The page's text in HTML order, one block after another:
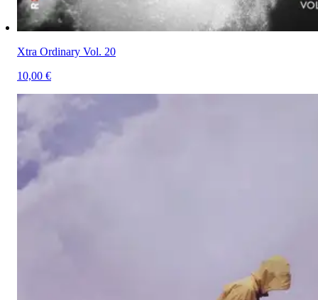
Xtra Ordinary Vol. 20
10,00 €